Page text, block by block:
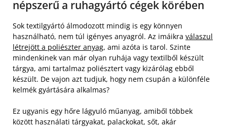
népszerű a ruhagyártó cégek körében
Sok textilgyártó álmodozott mindig is egy könnyen
használható, nem túl igényes anyagról. Az imáikra válaszul
létrejött a poliészter anyag, ami azóta is tarol. Szinte
mindenkinek van már olyan ruhája vagy textilből készült
tárgya, ami tartalmaz poliésztert vagy kizárólag ebből
készült. De vajon azt tudjuk, hogy nem csupán a különféle
kelmék gyártására alkalmas?
Ez ugyanis egy hőre lágyuló műanyag, amiből többek
között használati tárgyakat, palackokat, sőt, akár